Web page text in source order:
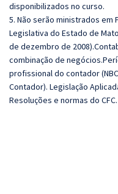
disponibilizados no curso.
5. Não serão ministrados em
Legislativa do Estado de
de dezembro de
combinação de
profissional do contador
Contador). Legislação
Resoluções e normas do CFC.